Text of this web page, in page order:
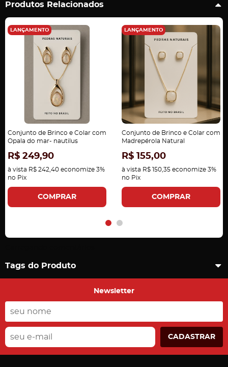
Produtos Relacionados
LANÇAMENTO
Conjunto de Brinco e Colar com
Opala do mar- nautilus
R$ 249,90
à vista R$ 242,40 economize 3%
no Pix
COMPRAR
LANÇAMENTO
Conjunto de Brinco e Colar com
Madrepérola Natural
R$ 155,00
à vista R$ 150,35 economize 3%
no Pix
COMPRAR
Tags do Produto
Newsletter
CADASTRAR